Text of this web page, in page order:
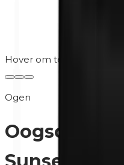
Hover om te zoomen
Ogen